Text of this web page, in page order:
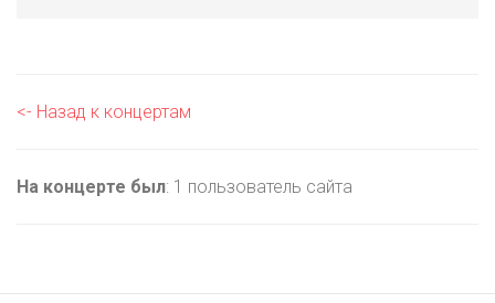
<- Назад к концертам
На концерте был: 1 пользователь сайта